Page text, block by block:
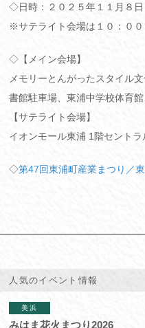
◇日時：２０２５年１１月８
※サテライト会場は１０：００
◇【メイン会場】
メモリーとんがったスタイル
書館駐車場、東浦中学校体育
【サテライト会場】
イオンモール東浦 1階セント
◇第47回東浦町産業まつり／
人気のイベント情報
美浜
みはま花火まつり2026